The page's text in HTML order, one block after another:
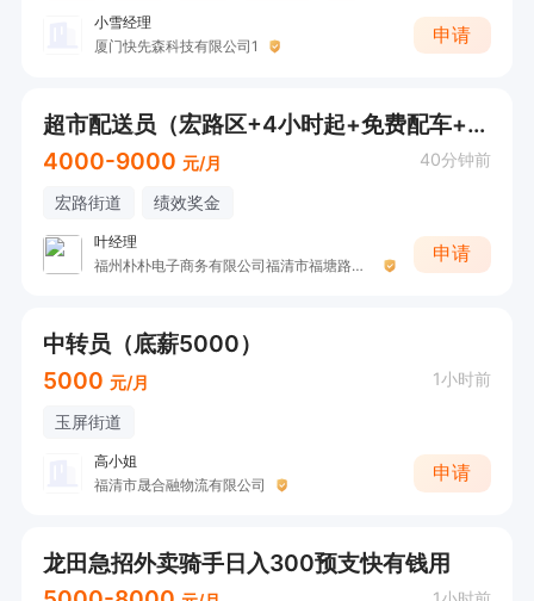
小雪经理
厦门快先森科技有限公司1
申请
超市配送员（宏路区+4小时起+免费配车+高温补贴+绩效抽成+不用健康证+包车+超时不扣钱）
4000-9000 元/月 40分钟前
宏路街道 绩效奖金
叶经理
福州朴朴电子商务有限公司福清市福塘路分店
申请
中转员（底薪5000）
5000 元/月 1小时前
玉屏街道
高小姐
福清市晟合融物流有限公司
申请
龙田急招外卖骑手日入300预支快有钱用